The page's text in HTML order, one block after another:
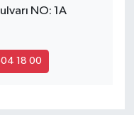
NO: 1A
18 00